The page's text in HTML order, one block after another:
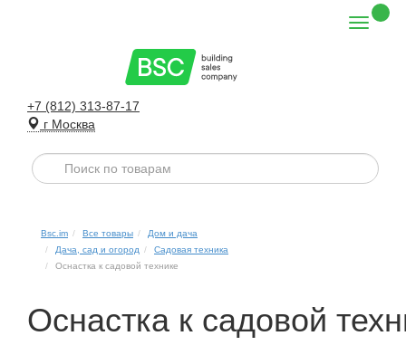
+7 (812) 313-87-17
г Москва
Bsc.im Все товары
Дом и дача
Дача, сад и огород
Садовая техника
Оснастка к садовой технике
Оснастка к садовой